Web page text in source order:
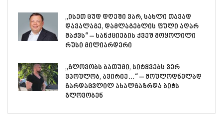
„ისეთ ცუდ დღეში ვარ, სახლი თავად
დავალაგე, დამლაგებლის ფული აღარ
მაქვს“ – სანქციების ქვეშ მოყოლილი
რუსი მილიარდერი
„გლოვობს ბათუმი, სიტყვებს ვერ
ვპოულობ, ავირიე…“ – მოულოდნელად
გარდაცვლილ ახალგაზრდა ბიჭს
გლოვობენ